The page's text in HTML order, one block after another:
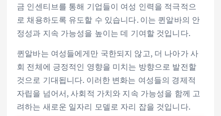
금 인센티브를 통해 기업들이 여성 인력을 적극적으
로 채용하도록 유도할 수 있습니다. 이는 퀸알바의 안
정성과 지속 가능성을 높이는 데 기여할 것입니다.
퀸알바는 여성들에게만 국한되지 않고, 더 나아가 사
회 전체에 긍정적인 영향을 미치는 방향으로 발전할
것으로 기대됩니다. 이러한 변화는 여성들의 경제적
자립을 넘어서, 사회적 가치와 지속 가능성을 함께 고
려하는 새로운 일자리 모델로 자리 잡을 것입니다.